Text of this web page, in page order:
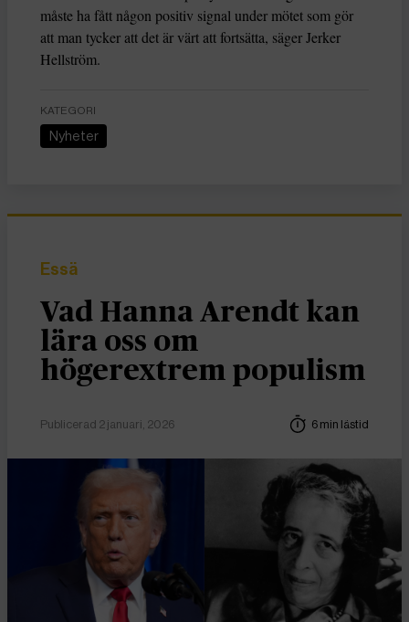
måste ha fått någon positiv signal under mötet som gör
att man tycker att det är värt att fortsätta, säger Jerker
Hellström.
KATEGORI
Nyheter
Essä
Vad Hanna Arendt kan
lära oss om
högerextrem populism
Publicerad 2 januari, 2026 6 min lästid